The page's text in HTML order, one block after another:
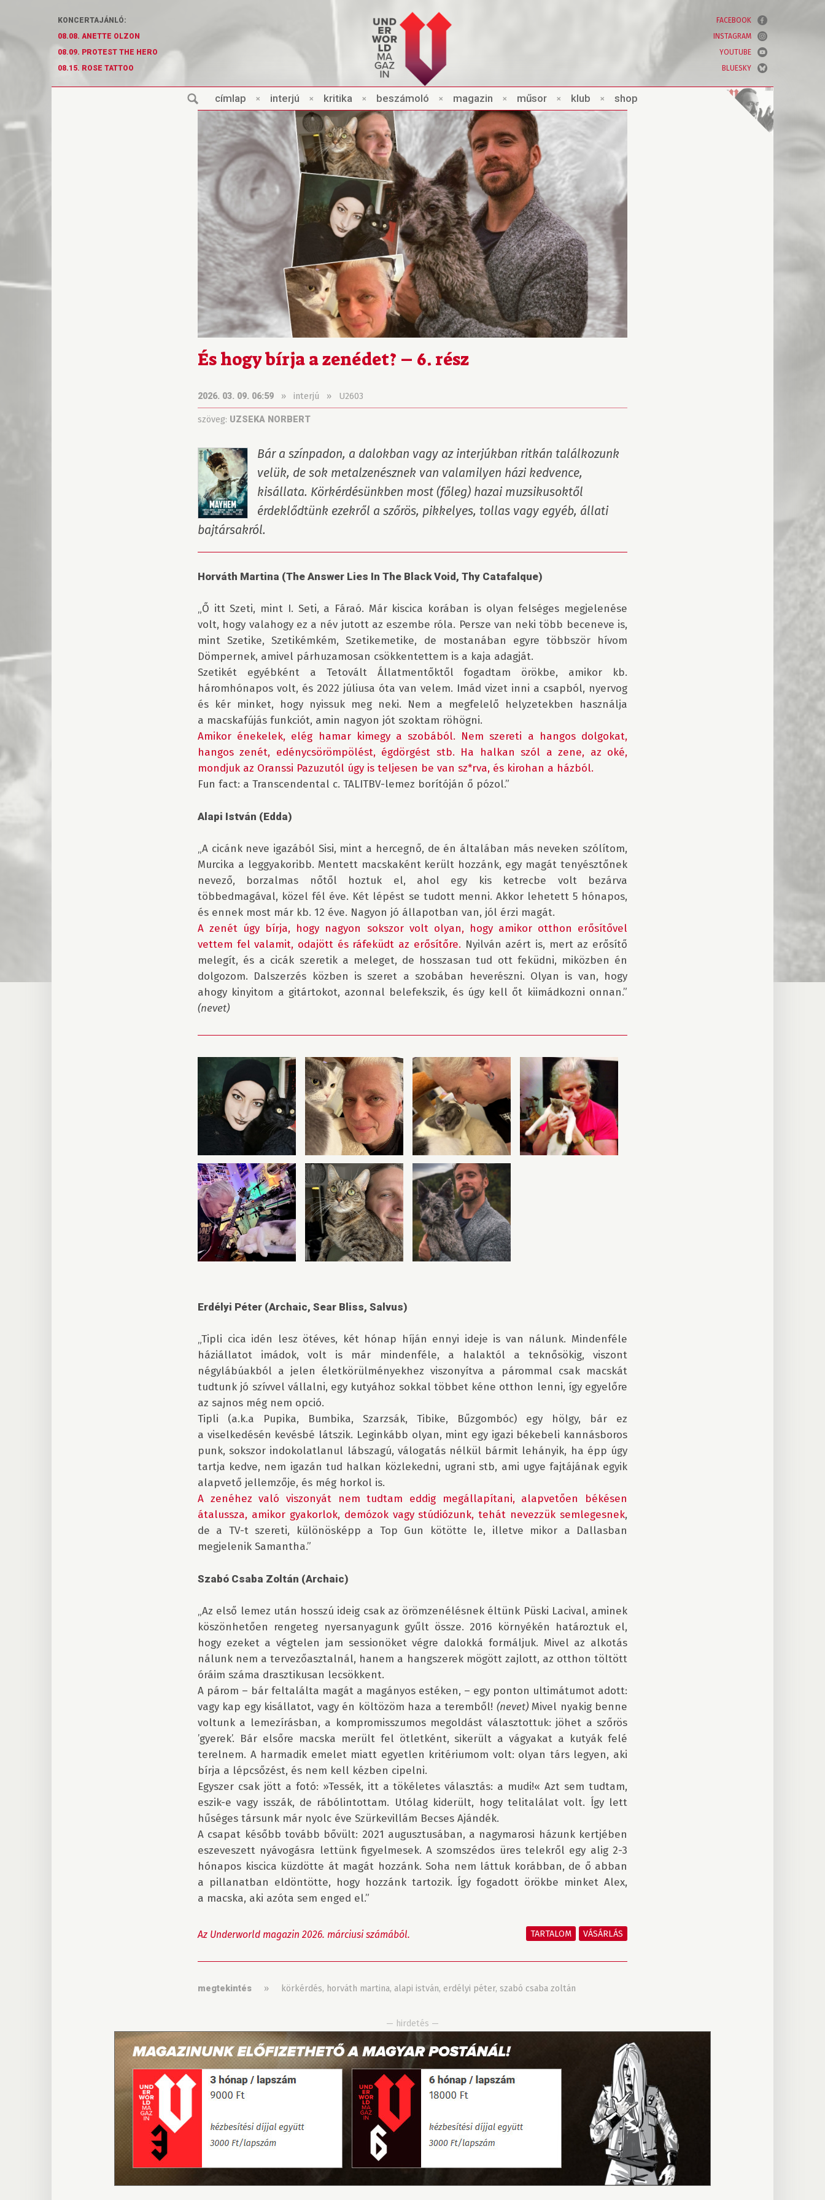
KONCERTAJÁNLÓ:
08.08. ANETTE OLZON
08.09. PROTEST THE HERO
08.15. ROSE TATTOO
FACEBOOK
INSTAGRAM
YOUTUBE
BLUESKY
címlap × interjú × kritika × beszámoló × magazin × műsor × klub × shop
És hogy bírja a zenédet? – 6. rész
2026. 03. 09. 06:59 » interjú » U2603
szöveg: UZSEKA NORBERT
Bár a színpadon, a dalokban vagy az interjúkban ritkán találkozunk
velük, de sok metalzenésznek van valamilyen házi kedvence,
kisállata. Körkérdésünkben most (főleg) hazai muzsikusoktől
érdeklődtünk ezekről a szőrös, pikkelyes, tollas vagy egyéb, állati
bajtársakról.
Horváth Martina (The Answer Lies In The Black Void, Thy Catafalque)
„Ő itt Szeti, mint I. Seti, a Fáraó. Már kiscica korában is olyan felséges megjelenése
volt, hogy valahogy ez a név jutott az eszembe róla. Persze van neki több beceneve is,
mint Szetike, Szetikémkém, Szetikemetike, de mostanában egyre többször hívom
Dömpernek, amivel párhuzamosan csökkentettem is a kaja adagját.
Szetikét egyébként a Tetovált Állatmentőktől fogadtam örökbe, amikor kb.
háromhónapos volt, és 2022 júliusa óta van velem. Imád vizet inni a csapból, nyervog
és kér minket, hogy nyissuk meg neki. Nem a megfelelő helyzetekben használja
Amikor énekelek, elég hamar kimegy a szobából. Nem szereti a hangos dolgokat,
hangos zenét, edénycsörömpölést, égdörgést stb. Ha halkan szól a zene, az oké,
mondjuk az Oranssi Pazuzutól úgy is teljesen be van sz*rva, és kirohan a házból.
Fun fact: a Transcendental c. TALITBV-lemez borítóján ő pózol.”
Alapi István (Edda)
„A cicánk neve igazából Sisi, mint a hercegnő, de én általában más neveken szólítom,
Murcika a leggyakoribb. Mentett macskaként került hozzánk, egy magát tenyésztőnek
nevező, borzalmas nőtől hoztuk el, ahol egy kis ketrecbe volt bezárva
többedmagával, közel fél éve. Két lépést se tudott menni. Akkor lehetett 5 hónapos,
A zenét úgy bírja, hogy nagyon sokszor volt olyan, hogy amikor otthon erősítővel
vettem fel valamit, odajött és ráfeküdt az erősítőre. Nyilván azért is, mert az erősítő
melegít, és a cicák szeretik a meleget, de hosszasan tud ott feküdni, miközben én
dolgozom. Dalszerzés közben is szeret a szobában heverészni. Olyan is van, hogy
(nevet)
Erdélyi Péter (Archaic, Sear Bliss, Salvus)
„Tipli cica idén lesz ötéves, két hónap híján ennyi ideje is van nálunk. Mindenféle
háziállatot imádok, volt is már mindenféle, a halaktól a teknősökig, viszont
négylábúakból a jelen életkörülményekhez viszonyítva a párommal csak macskát
tudtunk jó szívvel vállalni, egy kutyához sokkal többet kéne otthon lenni, így egyelőre
az sajnos még nem opció.
Tipli (a.k.a Pupika, Bumbika, Szarzsák, Tibike, Bűzgombóc) egy hölgy, bár ez
a viselkedésén kevésbé látszik. Leginkább olyan, mint egy igazi békebeli kannásboros
punk, sokszor indokolatlanul lábszagú, válogatás nélkül bármit lehányik, ha épp úgy
tartja kedve, nem igazán tud halkan közlekedni, ugrani stb, ami ugye fajtájának egyik
A zenéhez való viszonyát nem tudtam eddig megállapítani, alapvetően békésen
átalussza, amikor gyakorlok, demózok vagy stúdiózunk, tehát nevezzük semlegesnek,
de a TV-t szereti, különösképp a Top Gun kötötte le, illetve mikor a Dallasban
megjelenik Samantha.”
Szabó Csaba Zoltán (Archaic)
„Az első lemez után hosszú ideig csak az örömzenélésnek éltünk Püski Lacival, aminek
köszönhetően rengeteg nyersanyagunk gyűlt össze. 2016 környékén határoztuk el,
hogy ezeket a végtelen jam sessionöket végre dalokká formáljuk. Mivel az alkotás
nálunk nem a tervező­asztalnál, hanem a hangszerek mögött zajlott, az otthon töltött
óráim száma drasztikusan lecsökkent.
A párom – bár feltalálta magát a magányos estéken, – egy ponton ultimátumot adott:
vagy kap egy kisállatot, vagy én költözöm haza a teremből! (nevet) Mivel nyakig benne
voltunk a lemezírásban, a kompromisszumos megoldást választottuk: jöhet a szőrös
’gyerek’. Bár elsőre macska merült fel ötletként, sikerült a vágyakat a kutyák felé
terelnem. A harmadik emelet miatt egyetlen kritériumom volt: olyan társ legyen, aki
bírja a lépcsőzést, és nem kell kézben cipelni.
Egyszer csak jött a fotó: »Tessék, itt a tökéletes választás: a mudi!« Azt sem tudtam,
eszik-e vagy isszák, de rábólintottam. Utólag kiderült, hogy telitalálat volt. Így lett
hűséges társunk már nyolc éve Szürkevillám Becses Ajándék.
A csapat később tovább bővült: 2021 augusztusában, a nagymarosi házunk kertjében
eszeveszett nyávogásra lettünk figyelmesek. A szomszédos üres telekről egy alig 2-3
hónapos kiscica küzdötte át magát hozzánk. Soha nem láttuk korábban, de ő abban
a pillanatban eldöntötte, hogy hozzánk tartozik. Így fogadott örökbe minket Alex,
a macska, aki azóta sem enged el.”
TARTALOM VÁSÁRLÁS
Az Underworld magazin 2026. márciusi számából.
megtekintés » körkérdés, horváth martina, alapi istván, erdélyi péter, szabó csaba zoltán
— hirdetés —